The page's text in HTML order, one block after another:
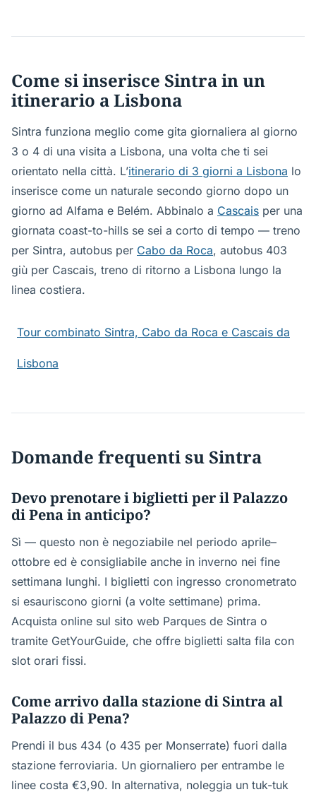
Come si inserisce Sintra in un
itinerario a Lisbona
Sintra funziona meglio come gita giornaliera al giorno
3 o 4 di una visita a Lisbona, una volta che ti sei
orientato nella città. L’itinerario di 3 giorni a Lisbona lo
inserisce come un naturale secondo giorno dopo un
giorno ad Alfama e Belém. Abbinalo a Cascais per una
giornata coast-to-hills se sei a corto di tempo — treno
per Sintra, autobus per Cabo da Roca, autobus 403
giù per Cascais, treno di ritorno a Lisbona lungo la
linea costiera.
Tour combinato Sintra, Cabo da Roca e Cascais da
Lisbona
Domande frequenti su Sintra
Devo prenotare i biglietti per il Palazzo
di Pena in anticipo?
Sì — questo non è negoziabile nel periodo aprile–
ottobre ed è consigliabile anche in inverno nei fine
settimana lunghi. I biglietti con ingresso cronometrato
si esauriscono giorni (a volte settimane) prima.
Acquista online sul sito web Parques de Sintra o
tramite GetYourGuide, che offre biglietti salta fila con
slot orari fissi.
Come arrivo dalla stazione di Sintra al
Palazzo di Pena?
Prendi il bus 434 (o 435 per Monserrate) fuori dalla
stazione ferroviaria. Un giornaliero per entrambe le
linee costa €3,90. In alternativa, noleggia un tuk-tuk